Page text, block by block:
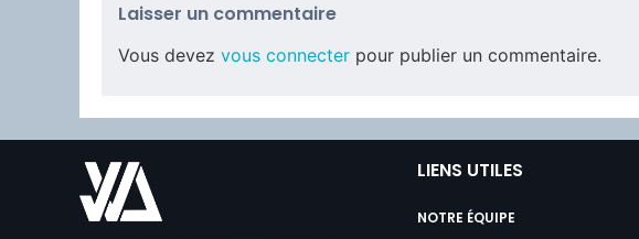
Laisser un commentaire
Vous devez vous connecter pour publier un commentaire.
LIENS UTILES
NOTRE ÉQUIPE